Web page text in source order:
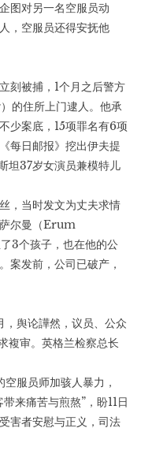
图对另一名空服员动
，空服员还得安抚他
刻被捕，1个月之后警方
的住所上门逮人。他承
少案底，15项罪名有6项
每日邮报》挖出伊夫提
坦37岁女演员兼模特儿
，当时发文为丈夫求情
尔曼（Erum
3个孩子，也在他的公
案发前，公司已破产，
，舆论譁然，议员、公众
複审。英格兰检察总长
服员师加骇人暴力，
来痛苦与煎熬”，盼11日
害者安慰与正义，司法